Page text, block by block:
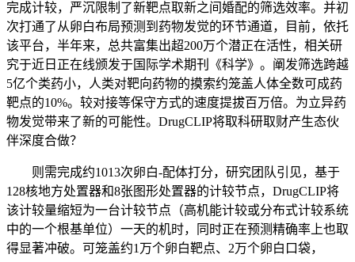
完成计较，严沉限制了新靶点取新之间婚配的筛选效率。并初
次打通了从卵白布局预测到药物发觉的环节通道，目前，依托
该平台，半年来，总共富集出超200万个潜正在活性，相关研
究于近日正在线颁发于国际学术期刊《科学》。阐发筛选跨越
5亿个类药小，人类对靶向药物的摸索约笼盖人体全数可成药
靶点的10%。较对接等保守方式的速度提拔百万倍。为立异药
物发觉带来了新的可能性。DrugCLIP将取科研取财产生态伙
伴深度合做？
则需完成约1013次卵白-配体打分，研究团队引见，基于
128核地方处置器和8张图形处置器的计较节点，DrugCLIP将
该计较量缩短为一台计较节点（高机能计较或分布式计较系统
中的一个根基单位）一天的机时，同时正在预测精确率上也取
得显著冲破。可笼盖约1万个卵白靶点、2万个卵白口袋，